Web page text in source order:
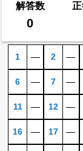
解答数
0
1 ―
6 ―
11 ―
16 ―
2 ―
7 ―
12 ―
17 ―